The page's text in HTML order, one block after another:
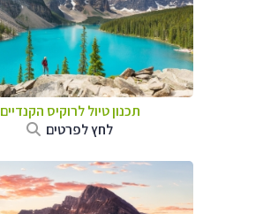
תכנון טיול לרוקיס הקנדיים
לחץ לפרטים